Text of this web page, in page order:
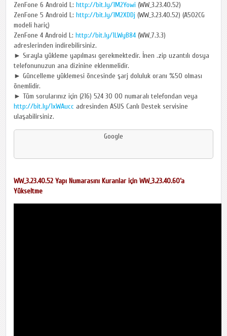
ZenFone 6 Android L: http://bit.ly/1M2Yowi (WW_3.23.40.52)
ZenFone 5 Android L: http://bit.ly/1M2XDDj (WW_3.23.40.52) (A502CG
modeli hariç)
ZenFone 4 Android L: http://bit.ly/1LWyB84(WW_7.3.3)
adreslerinden indirebilirsiniz.
► Sırayla yükleme yapılması gerekmektedir. İnen .zip uzantılı dosya
telefonunuzun ana dizinine eklenmelidir.
► Güncelleme yüklemesi öncesinde şarj doluluk oranı %50 olması
önemlidir.
► Tüm sorularınız için (216) 524 30 00 numaralı telefondan veya
http://bit.ly/1xWAuccadresinden ASUS Canlı Destek servisine
ulaşabilirsiniz.
Google
WW_3.23.40.52 Yapı Numarasını Kuranlar için WW_3.23.40.60’a
Yükseltme